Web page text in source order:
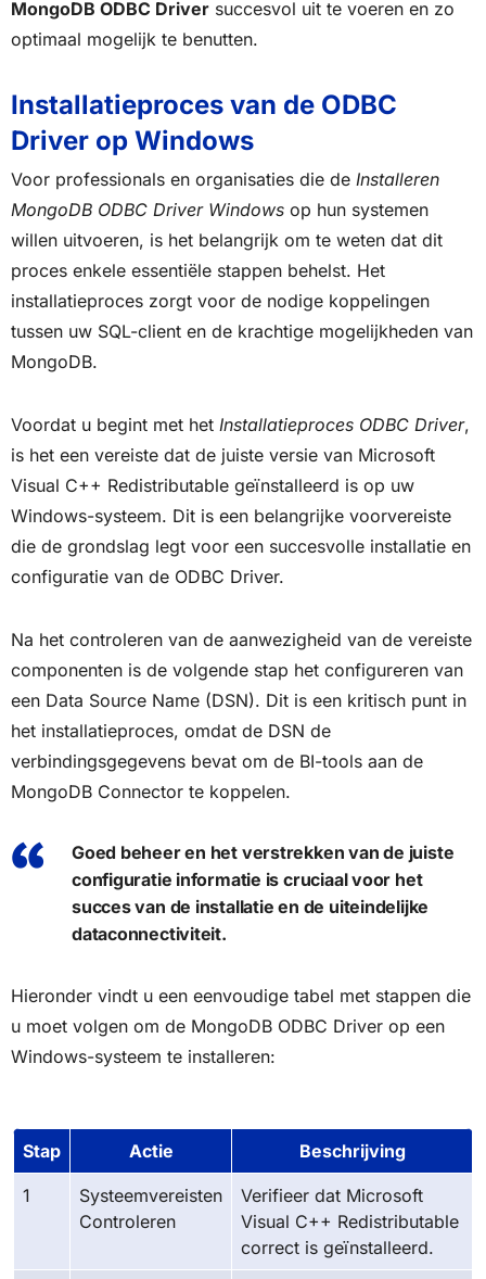
MongoDB ODBC Driver succesvol uit te voeren en zo
optimaal mogelijk te benutten.
Installatieproces van de ODBC
Driver op Windows
Voor professionals en organisaties die de Installeren
MongoDB ODBC Driver Windows op hun systemen
willen uitvoeren, is het belangrijk om te weten dat dit
proces enkele essentiële stappen behelst. Het
installatieproces zorgt voor de nodige koppelingen
tussen uw SQL-client en de krachtige mogelijkheden van
MongoDB.
Voordat u begint met het Installatieproces ODBC Driver,
is het een vereiste dat de juiste versie van Microsoft
Visual C++ Redistributable geïnstalleerd is op uw
Windows-systeem. Dit is een belangrijke voorvereiste
die de grondslag legt voor een succesvolle installatie en
configuratie van de ODBC Driver.
Na het controleren van de aanwezigheid van de vereiste
componenten is de volgende stap het configureren van
een Data Source Name (DSN). Dit is een kritisch punt in
het installatieproces, omdat de DSN de
verbindingsgegevens bevat om de BI-tools aan de
MongoDB Connector te koppelen.
Goed beheer en het verstrekken van de juiste
configuratie informatie is cruciaal voor het
succes van de installatie en de uiteindelijke
dataconnectiviteit.
Hieronder vindt u een eenvoudige tabel met stappen die
u moet volgen om de MongoDB ODBC Driver op een
Windows-systeem te installeren:
Stap Actie Beschrijving
1
Systeemvereisten
Controleren
Verifieer dat Microsoft
Visual C++ Redistributable
correct is geïnstalleerd.